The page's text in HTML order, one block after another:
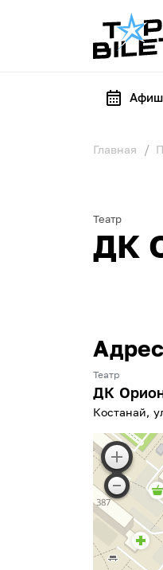
Главная
Театр
ДК
Адрес
Театр
ДК
Костанай,